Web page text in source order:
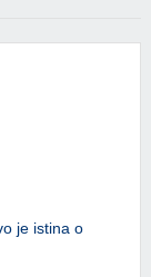
je istina o